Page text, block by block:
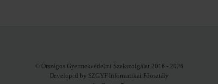
© Országos Gyermekvédelmi Szakszolgálat 2016 - 2026
Developed by SZGYF Informatikai Főosztály